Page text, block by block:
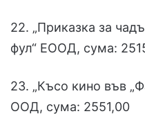
22. „Приказка за
фул“ ЕООД, сума:
23. „Късо кино във
ООД, сума: 2551,00